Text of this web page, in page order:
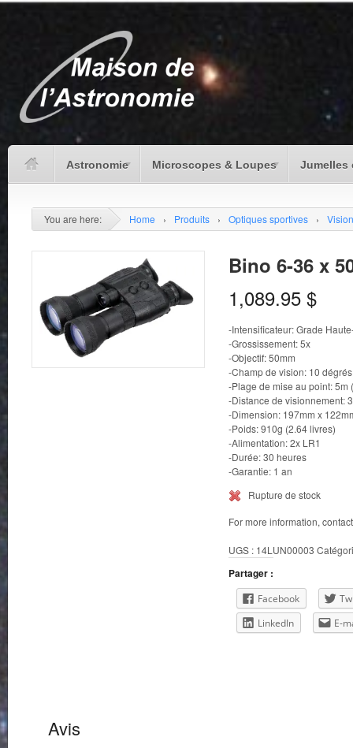
Astronomie Microscopes & Loupes Jumelles
You are here: Home › Produits › Optiques sportives ›
Bino 6-36 x
1,089.95 $
-Intensificateur: Grade
-Grossissement: 5x
-Objectif: 50mm
-Champ de vision: 10 dégrés
-Plage de mise au point: 5m
-Distance de visionnement:
-Dimension: 197mm x
-Poids: 910g (2.64 livres)
-Alimentation: 2x LR1
-Durée: 30 heures
-Garantie: 1 an
Rupture de stock
For more information,
UGS : 14LUN00003
Partager :
Facebook
LinkedIn
E-
Avis